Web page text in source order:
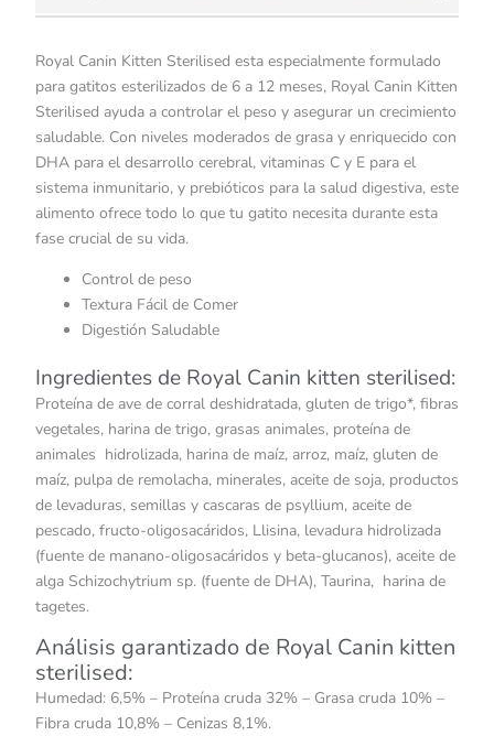
Royal Canin Kitten Sterilised esta especialmente formulado
para gatitos esterilizados de 6 a 12 meses, Royal Canin Kitten
Sterilised ayuda a controlar el peso y asegurar un crecimiento
saludable. Con niveles moderados de grasa y enriquecido con
DHA para el desarrollo cerebral, vitaminas C y E para el
sistema inmunitario, y prebióticos para la salud digestiva, este
alimento ofrece todo lo que tu gatito necesita durante esta
fase crucial de su vida.
Control de peso
Textura Fácil de Comer
Digestión Saludable
Ingredientes de Royal Canin kitten sterilised:
Proteína de ave de corral deshidratada, gluten de trigo*, fibras
vegetales, harina de trigo, grasas animales, proteína de
animales hidrolizada, harina de maíz, arroz, maíz, gluten de
maíz, pulpa de remolacha, minerales, aceite de soja, productos
de levaduras, semillas y cascaras de psyllium, aceite de
pescado, fructo-oligosacáridos, Llisina, levadura hidrolizada
(fuente de manano-oligosacáridos y beta-glucanos), aceite de
alga Schizochytrium sp. (fuente de DHA), Taurina, harina de
tagetes.
Análisis garantizado de Royal Canin kitten
sterilised:
Humedad: 6,5% – Proteína cruda 32% – Grasa cruda 10% –
Fibra cruda 10,8% – Cenizas 8,1%.